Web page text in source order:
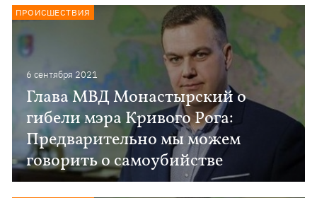
6 сентября 2021
Глава МВД Монастырский о
гибели мэра Кривого Рога:
Предварительно мы можем
говорить о самоубийстве
ПРОИСШЕСТВИЯ